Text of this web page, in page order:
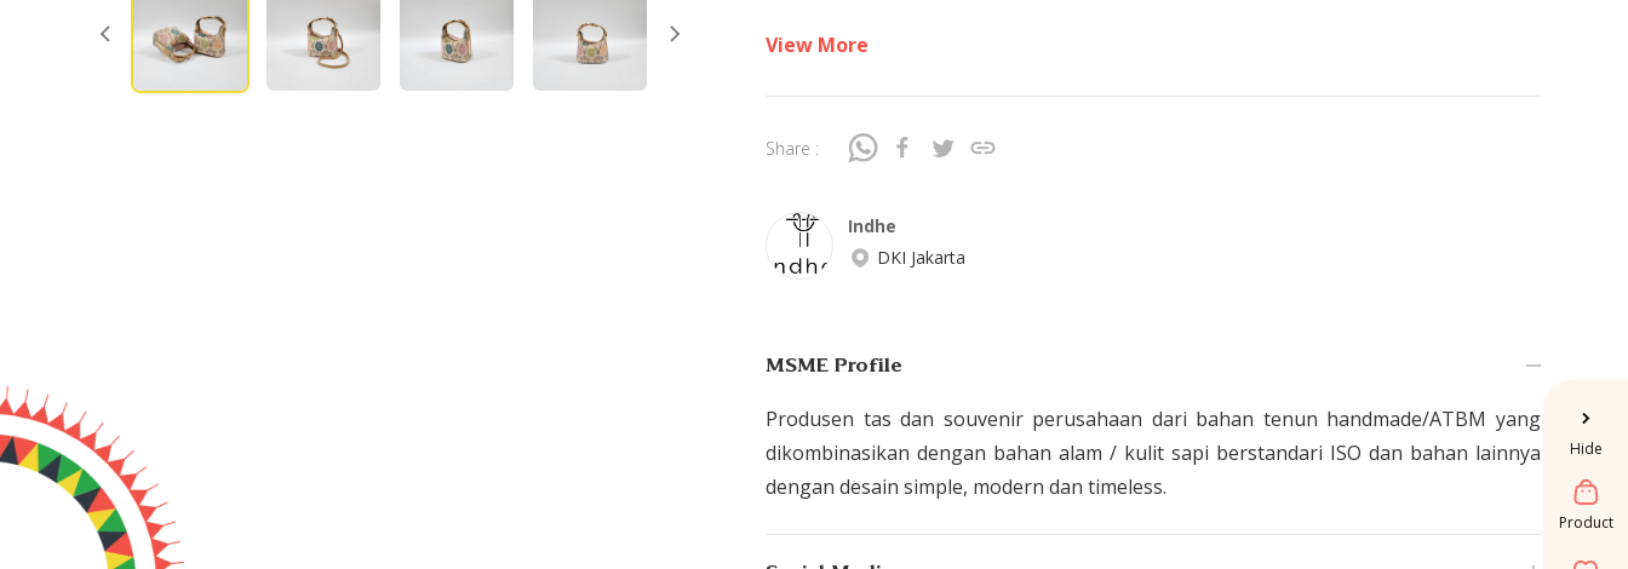
Hide
Product
View More
Share :
Indhe
DKI Jakarta
MSME Profile
Produsen tas dan souvenir perusahaan dari bahan tenun handmade/ATBM yang
dikombinasikan dengan bahan alam / kulit sapi berstandari ISO dan bahan lainnya
dengan desain simple, modern dan timeless.